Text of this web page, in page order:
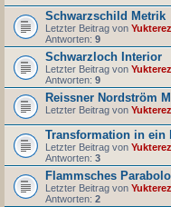
Schwarzschild Metrik
Letzter Beitrag von Yukterez
Antworten: 9
Schwarzloch Interior
Letzter Beitrag von Yukterez
Antworten: 9
Reissner Nordström
Letzter Beitrag von Yukterez
Transformation in ein
Letzter Beitrag von Yukterez
Antworten: 3
Flammsches
Letzter Beitrag von Yukterez
Antworten: 2